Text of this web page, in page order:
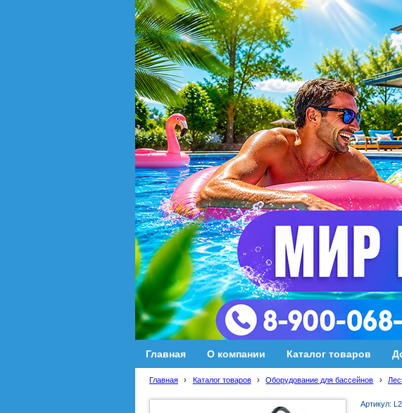
Главная О компании Каталог товаров
Главная › Каталог товаров › Оборудование для бассейнов ›
Артикул: